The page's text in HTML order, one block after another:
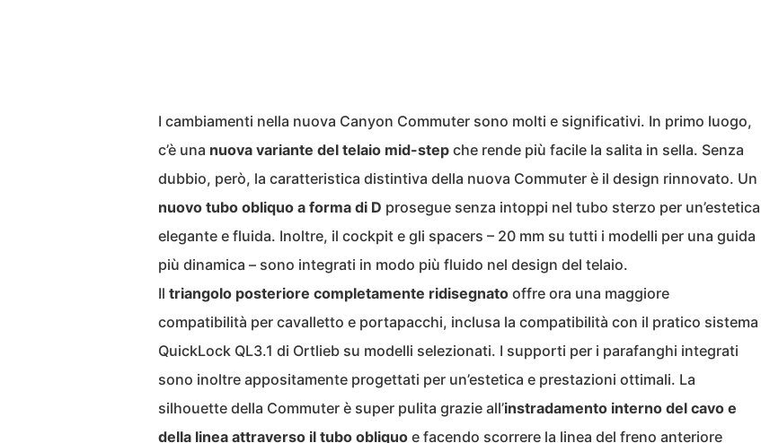
I cambiamenti nella nuova Canyon Commuter sono molti e significativi. In primo luogo,
c’è una nuova variante del telaio mid-step che rende più facile la salita in sella. Senza
dubbio, però, la caratteristica distintiva della nuova Commuter è il design rinnovato. Un
nuovo tubo obliquo a forma di D prosegue senza intoppi nel tubo sterzo per un’estetica
elegante e fluida. Inoltre, il cockpit e gli spacers – 20 mm su tutti i modelli per una guida
più dinamica – sono integrati in modo più fluido nel design del telaio.
Il triangolo posteriore completamente ridisegnato offre ora una maggiore
compatibilità per cavalletto e portapacchi, inclusa la compatibilità con il pratico sistema
QuickLock QL3.1 di Ortlieb su modelli selezionati. I supporti per i parafanghi integrati
sono inoltre appositamente progettati per un’estetica e prestazioni ottimali. La
silhouette della Commuter è super pulita grazie all’instradamento interno del cavo e
della linea attraverso il tubo obliquo e facendo scorrere la linea del freno anteriore